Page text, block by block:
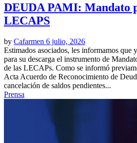
DEUDA PAMI: Mandato
LECAPS
by Cafarmen 6 julio, 2026
Estimados asociados, les informamos que
para su descarga el instrumento de
de las LECAPs. Como se informó
Acta Acuerdo de Reconocimiento de
cancelación de saldos pendientes...
Prensa